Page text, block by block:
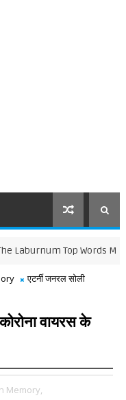
Top Words Meaning
एटर्नी जनरल सोली
वायरस के
Memory,